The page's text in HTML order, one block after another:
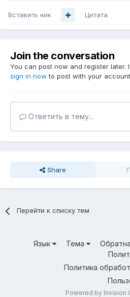
Вставить ник Цитата
Join the conversation
You can post now and register later.
sign in now to post with your
Ответить в тему...
Share
Перейти к списку тем
Язык Тема
Политика
Powered by Invision